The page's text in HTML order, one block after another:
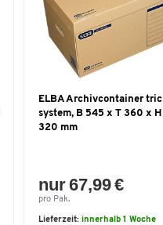
ELBA Archivcontainer tric
system, B 545 x T 360 x H
320 mm
nur 67,99 €
pro Pak.
Lieferzeit: innerhalb 1 Woche